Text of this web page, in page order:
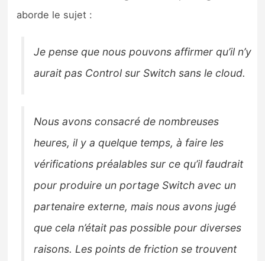
aborde le sujet :
Je pense que nous pouvons affirmer qu’il n’y
aurait pas Control sur Switch sans le cloud.
Nous avons consacré de nombreuses
heures, il y a quelque temps, à faire les
vérifications préalables sur ce qu’il faudrait
pour produire un portage Switch avec un
partenaire externe, mais nous avons jugé
que cela n’était pas possible pour diverses
raisons. Les points de friction se trouvent